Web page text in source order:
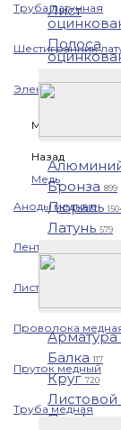
Труба латунная
Шестигранник
Электрод латунный
Медь
Назад
Медь
Аноды медные
Лента медная
Лист/Плита медная
Проволока
Пруток медный
Труба медная
Лист
Полоса
Бронза 899
Дюраль
Латунь 579
Арматура
Балка117
Круг720